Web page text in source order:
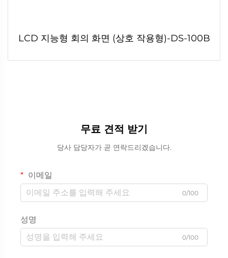
LCD 지능형 회의 화면 (상호 작용형)-DS-100B
무료 견적 받기
당사 담당자가 곧 연락드리겠습니다.
이메일
0/100
성명
0/100